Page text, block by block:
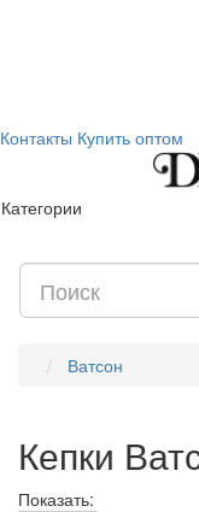
Контакты Купить оптом
Категории
Ватсон
Кепки
Показать: